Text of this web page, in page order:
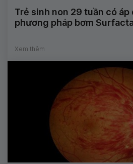
Trẻ sinh non 29 tuần có
phương pháp bơm
Xem thêm